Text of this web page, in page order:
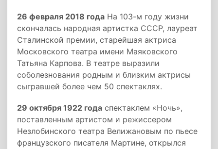
26 февраля 2018 года На 103-м году жизни
скончалась народная артистка СССР, лауреат
Сталинской премии, старейшая актриса
Московского театра имени Маяковского
Татьяна Карпова. В театре выразили
соболезнования родным и близким актрисы
сыгравшей более чем 50 спектаклях.
29 октября 1922 года спектаклем «Ночь»,
поставленным артистом и режиссером
Незлобинского театра Велижановым по пьесе
французского писателя Мартине, открылся